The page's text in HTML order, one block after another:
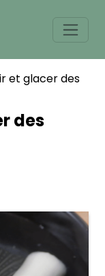
et glacer des
des